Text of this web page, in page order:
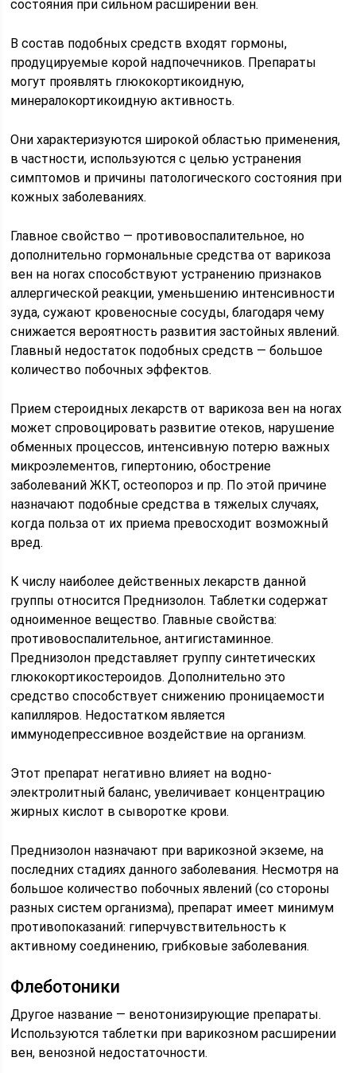
состояния при сильном расширении вен.
В состав подобных средств входят гормоны,
продуцируемые корой надпочечников. Препараты
могут проявлять глюкокортикоидную,
минералокортикоидную активность.
Они характеризуются широкой областью применения,
в частности, используются с целью устранения
симптомов и причины патологического состояния при
кожных заболеваниях.
Главное свойство — противовоспалительное, но
дополнительно гормональные средства от варикоза
вен на ногах способствуют устранению признаков
аллергической реакции, уменьшению интенсивности
зуда, сужают кровеносные сосуды, благодаря чему
снижается вероятность развития застойных явлений.
Главный недостаток подобных средств — большое
количество побочных эффектов.
Прием стероидных лекарств от варикоза вен на ногах
может спровоцировать развитие отеков, нарушение
обменных процессов, интенсивную потерю важных
микроэлементов, гипертонию, обострение
заболеваний ЖКТ, остеопороз и пр. По этой причине
назначают подобные средства в тяжелых случаях,
когда польза от их приема превосходит возможный
вред.
К числу наиболее действенных лекарств данной
группы относится Преднизолон. Таблетки содержат
одноименное вещество. Главные свойства:
противовоспалительное, антигистаминное.
Преднизолон представляет группу синтетических
глюкокортикостероидов. Дополнительно это
средство способствует снижению проницаемости
капилляров. Недостатком является
иммунодепрессивное воздействие на организм.
Этот препарат негативно влияет на водно-
электролитный баланс, увеличивает концентрацию
жирных кислот в сыворотке крови.
Преднизолон назначают при варикозной экземе, на
последних стадиях данного заболевания. Несмотря на
большое количество побочных явлений (со стороны
разных систем организма), препарат имеет минимум
противопоказаний: гиперчувствительность к
активному соединению, грибковые заболевания.
Флеботоники
Другое название — венотонизирующие препараты.
Используются таблетки при варикозном расширении
вен, венозной недостаточности.